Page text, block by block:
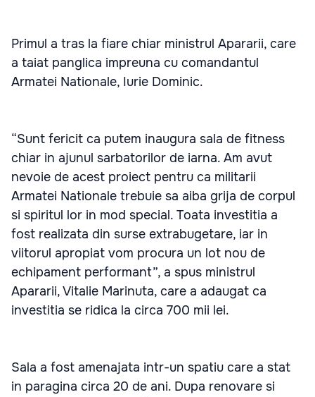
Primul a tras la fiare chiar ministrul Apararii, care
a taiat panglica impreuna cu comandantul
Armatei Nationale, Iurie Dominic.
“Sunt fericit ca putem inaugura sala de fitness
chiar in ajunul sarbatorilor de iarna. Am avut
nevoie de acest proiect pentru ca militarii
Armatei Nationale trebuie sa aiba grija de corpul
si spiritul lor in mod special. Toata investitia a
fost realizata din surse extrabugetare, iar in
viitorul apropiat vom procura un lot nou de
echipament performant”, a spus ministrul
Apararii, Vitalie Marinuta, care a adaugat ca
investitia se ridica la circa 700 mii lei.
Sala a fost amenajata intr-un spatiu care a stat
in paragina circa 20 de ani. Dupa renovare si